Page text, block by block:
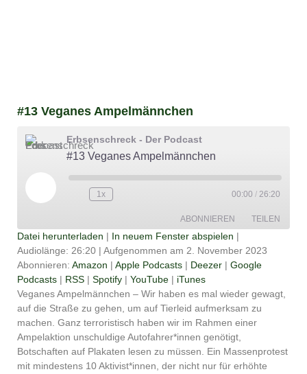
#13 Veganes Ampelmännchen
Erbsenschreck - Der Podcast
#13 Veganes Ampelmännchen
1x 00:00 / 26:20
ABONNIEREN TEILEN
Amazon
Deezer Google Podcasts
RSS Spotify
YouTube iTunes
RSS FEED
TEILEN
LINK
EMBED
Datei herunterladen | In neuem Fenster abspielen |
Audiolänge: 26:20 | Aufgenommen am 2. November 2023
Abonnieren: Amazon | Apple Podcasts | Deezer | Google
Podcasts | RSS | Spotify | YouTube | iTunes
Veganes Ampelmännchen – Wir haben es mal wieder gewagt,
auf die Straße zu gehen, um auf Tierleid aufmerksam zu
machen. Ganz terroristisch haben wir im Rahmen einer
Ampelaktion unschuldige Autofahrer*innen genötigt,
Botschaften auf Plakaten lesen zu müssen. Ein Massenprotest
mit mindestens 10 Aktivist*innen, der nicht nur für erhöhte